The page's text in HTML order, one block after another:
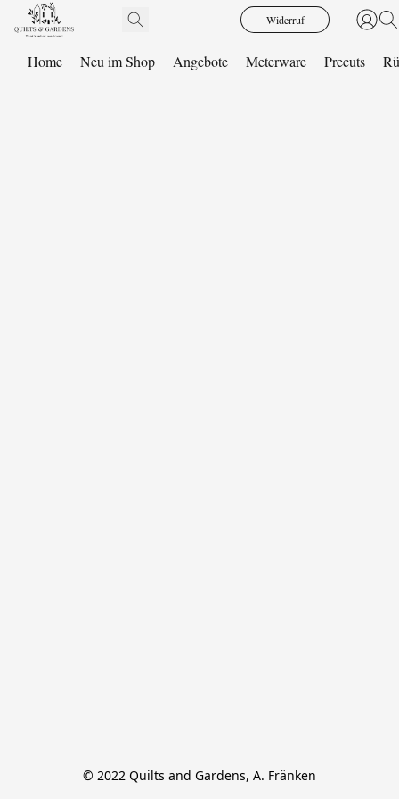
Widerruf
Home Neu im Shop Angebote Meterware Precuts
© 2022 Quilts and Gardens, A. Fränken